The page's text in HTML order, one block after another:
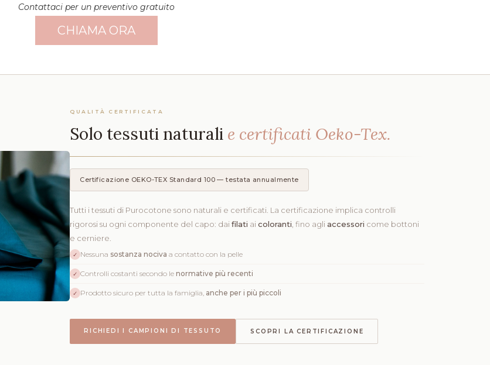
Contattaci per un preventivo gratuito
CHIAMA ORA
QUALITÀ CERTIFICATA
Solo tessuti naturali e certificati Oeko-Tex.
Certificazione OEKO-TEX Standard 100 — testata annualmente
Tutti i tessuti di Purocotone sono naturali e certificati. La certificazione implica controlli
rigorosi su ogni componente del capo: daifilati aicoloranti, fino agli accessori come bottoni
e cerniere.
✓ Nessuna sostanza nociva a contatto con la pelle
✓ Controlli costanti secondo le normative più recenti
✓ Prodotto sicuro per tutta la famiglia, anche per i più piccoli
RICHIEDI I CAMPIONI DI TESSUTO SCOPRI LA CERTIFICAZIONE